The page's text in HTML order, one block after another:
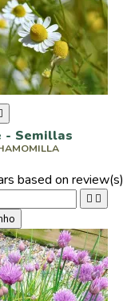
- Semillas
based on review(s)
 